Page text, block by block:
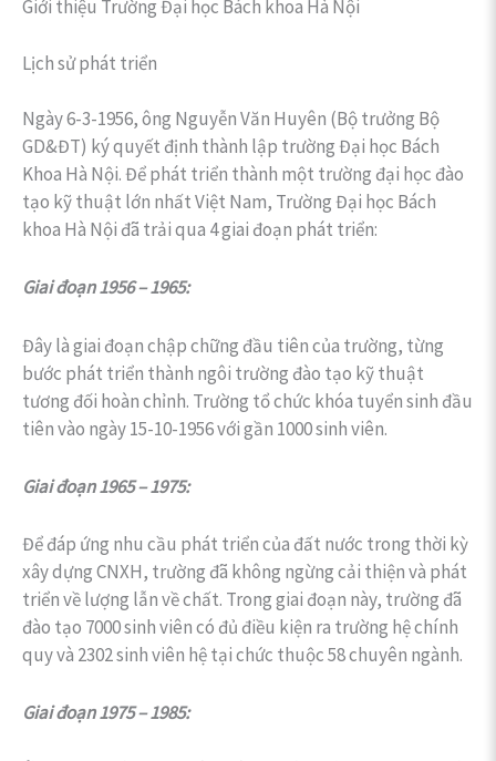
Giới thiệu Trường Đại học Bách khoa Hà Nội
Lịch sử phát triển
Ngày 6-3-1956, ông Nguyễn Văn Huyên (Bộ trưởng Bộ
GD&ĐT) ký quyết định thành lập trường Đại học Bách
Khoa Hà Nội. Để phát triển thành một trường đại học đào
tạo kỹ thuật lớn nhất Việt Nam, Trường Đại học Bách
khoa Hà Nội đã trải qua 4 giai đoạn phát triển:
Giai đoạn 1956 – 1965:
Đây là giai đoạn chập chững đầu tiên của trường, từng
bước phát triển thành ngôi trường đào tạo kỹ thuật
tương đối hoàn chỉnh. Trường tổ chức khóa tuyển sinh đầu
tiên vào ngày 15-10-1956 với gần 1000 sinh viên.
Giai đoạn 1965 – 1975:
Để đáp ứng nhu cầu phát triển của đất nước trong thời kỳ
xây dựng CNXH, trường đã không ngừng cải thiện và phát
triển về lượng lẫn về chất. Trong giai đoạn này, trường đã
đào tạo 7000 sinh viên có đủ điều kiện ra trường hệ chính
quy và 2302 sinh viên hệ tại chức thuộc 58 chuyên ngành.
Giai đoạn 1975 – 1985: